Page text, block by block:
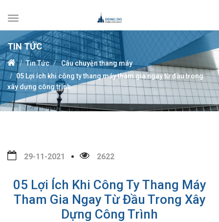
Toggle
navigation
TIN TỨC
Tin Tức
Câu chuyện thang máy
05 Lợi ích khi công ty thang máy tham gia ngay từ đầu trong
xây dựng công trình
29-11-2021 2622
05 Lợi Ích Khi Công Ty Thang Máy
Tham Gia Ngay Từ Đầu Trong Xây
Dựng Công Trình